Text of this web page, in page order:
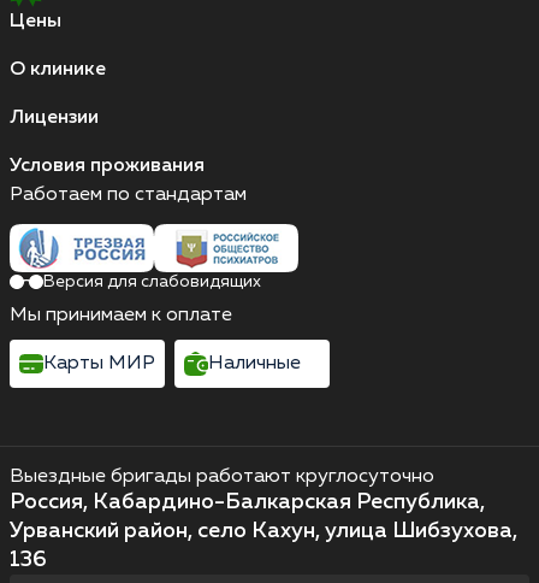
Цены
О клинике
Лицензии
Условия проживания
Выездные бригады работают круглосуточно
Россия, Кабардино-Балкарская Республика,
Урванский район, село Кахун, улица Шибзухова,
136
Работаем по стандартам
Версия для слабовидящих
Мы принимаем к оплате
Карты МИР Наличные